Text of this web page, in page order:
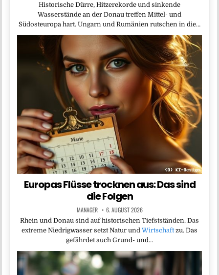
Historische Dürre, Hitzerekorde und sinkende
Wasserstände an der Donau treffen Mittel- und
Südosteuropa hart. Ungarn und Rumänien rutschen in die…
Europas Flüsse trocknen aus: Das sind
die Folgen
MANAGER 6. AUGUST 2026
Rhein und Donau sind auf historischen Tiefstständen. Das
extreme Niedrigwasser setzt Natur und Wirtschaftzu. Das
gefährdet auch Grund- und…